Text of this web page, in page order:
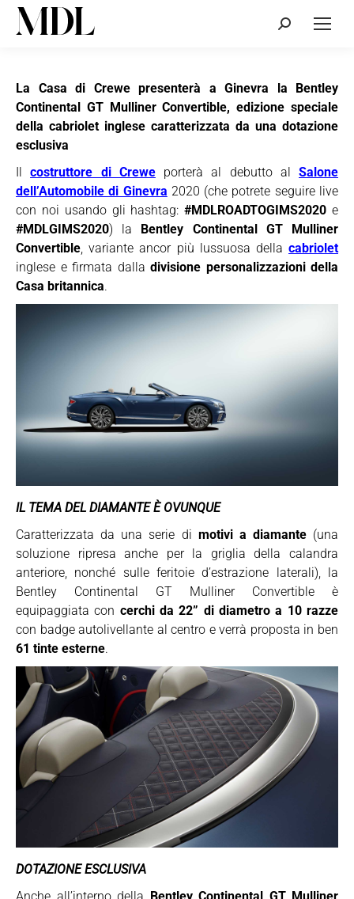
Cerca:
La Casa di Crewe presenterà a Ginevra la Bentley
Continental GT Mulliner Convertible, edizione speciale
della cabriolet inglese caratterizzata da una dotazione
esclusiva
Ilcostruttore di Creweporterà al debutto al Salone
dell’Automobile di Ginevra 2020 (che potrete seguire live
con noi usando gli hashtag:#MDLROADTOGIMS2020 e
#MDLGIMS2020) la Bentley Continental GT Mulliner
Convertible, variante ancor più lussuosa della cabriolet
inglese e firmata dalla divisione personalizzazioni della
Casa britannica.
IL TEMA DEL DIAMANTE È OVUNQUE
Caratterizzata da una serie di motivi a diamante(una
soluzione ripresa anche per la griglia della calandra
anteriore, nonché sulle feritoie d’estrazione laterali), la
Bentley Continental GT Mulliner Convertible è
equipaggiata con cerchi da 22” di diametro a 10 razze
con badge autolivellante al centro e verrà proposta in ben
61 tinte esterne.
DOTAZIONE ESCLUSIVA